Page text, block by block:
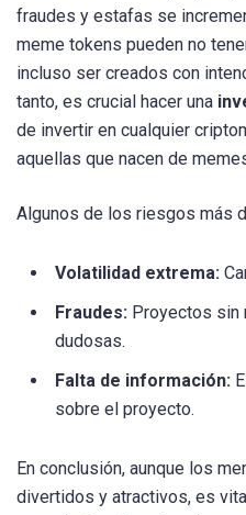
fraudes y estafas se
meme tokens pueden no
incluso ser creados con
tanto, es crucial hacer una
de invertir en cualquier
aquellas que nacen de
Algunos de los riesgos más
Volatilidad extrema:
Fraudes: Proyectos sin
dudosas.
Falta de información:
sobre el proyecto.
En conclusión, aunque los
divertidos y atractivos, es